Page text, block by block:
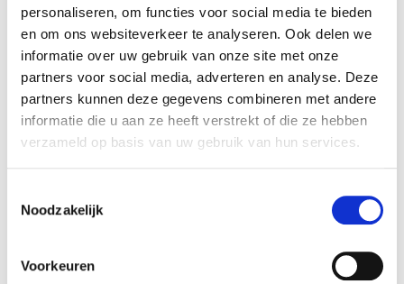
personaliseren, om functies voor social media te bieden
en om ons websiteverkeer te analyseren. Ook delen we
informatie over uw gebruik van onze site met onze
partners voor social media, adverteren en analyse. Deze
partners kunnen deze gegevens combineren met andere
informatie die u aan ze heeft verstrekt of die ze hebben
verzameld op basis van uw gebruik van hun services.
Noodzakelijk
Voorkeuren
Verantwoordelijk marktdeelnemer in de EU !
Bekijk gegevens
Beschikbaar in deze winkels
Doornik
Frameries